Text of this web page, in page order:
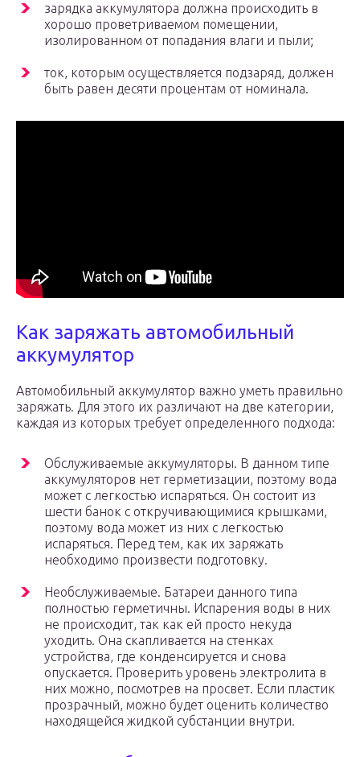
зарядка аккумулятора должна происходить в
хорошо проветриваемом помещении,
изолированном от попадания влаги и пыли;
ток, которым осуществляется подзаряд, должен
быть равен десяти процентам от номинала.
Как заряжать автомобильный
аккумулятор
Автомобильный аккумулятор важно уметь правильно
заряжать. Для этого их различают на две категории,
каждая из которых требует определенного подхода:
Обслуживаемые аккумуляторы. В данном типе
аккумуляторов нет герметизации, поэтому вода
может с легкостью испаряться. Он состоит из
шести банок с откручивающимися крышками,
поэтому вода может из них с легкостью
испаряться. Перед тем, как их заряжать
необходимо произвести подготовку.
Необслуживаемые. Батареи данного типа
полностью герметичны. Испарения воды в них
не происходит, так как ей просто некуда
уходить. Она скапливается на стенках
устройства, где конденсируется и снова
опускается. Проверить уровень электролита в
них можно, посмотрев на просвет. Если пластик
прозрачный, можно будет оценить количество
находящейся жидкой субстанции внутри.